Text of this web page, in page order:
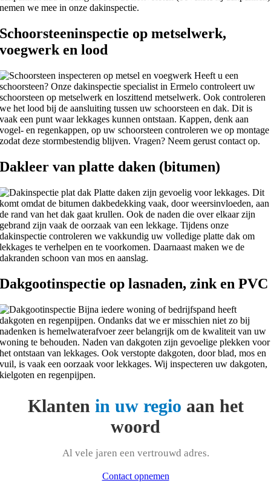
nemen we mee in onze dakinspectie.
Schoorsteeninspectie op metselwerk,
voegwerk en lood
Heeft u een
schoorsteen? Onze dakinspectie specialist in Ermelo controleert uw
schoorsteen op metselwerk en loszittend metselwerk. Ook controleren
we het lood bij de aansluiting tussen uw schoorsteen en dak. Dit is
vaak een punt waar lekkages kunnen ontstaan. Kappen, denk aan
vogel- en regenkappen, op uw schoorsteen controleren we op montage
zodat deze stormbestendig blijven. Vragen? Neem gerust contact op.
Dakleer van platte daken (bitumen)
Platte daken zijn gevoelig voor lekkages. Dit
komt omdat de bitumen dakbedekking vaak, door weersinvloeden, aan
de rand van het dak gaat krullen. Ook de naden die over elkaar zijn
gebrand zijn vaak de oorzaak van een lekkage. Tijdens onze
dakinspectie controleren we vakkundig uw volledige platte dak om
lekkages te verhelpen en te voorkomen. Daarnaast maken we de
dakranden schoon van mos en aanslag.
Dakgootinspectie op lasnaden, zink en PVC
Bijna iedere woning of bedrijfspand heeft
dakgoten en regenpijpen. Ondanks dat we er misschien niet zo bij
nadenken is hemelwaterafvoer zeer belangrijk om de kwaliteit van uw
woning te behouden. Naden van dakgoten zijn gevoelige plekken voor
het ontstaan van lekkages. Ook verstopte dakgoten, door blad, mos en
vuil, is vaak een oorzaak voor lekkages. Wij inspecteren uw dakgoten,
kielgoten en regenpijpen.
Klanten in uw regio aan het
woord
Al vele jaren een vertrouwd adres.
Contact opnemen